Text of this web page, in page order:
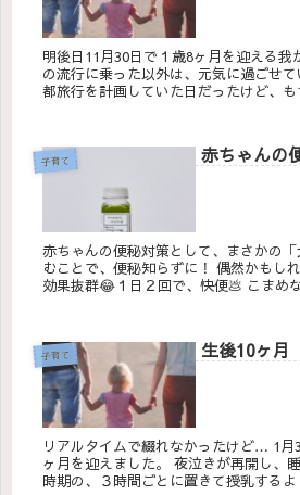
明後日11月30日で１歳8ヶ月を迎える我
の流行に乗った以外は、元気に過ごせ
都旅行を計画していた日だったけど、
子育て 赤ちゃんの
赤ちゃんの便秘対策として、まさかの
むことで、便秘知らずに！ 偶然かもし
効果抜群😂１日２回で、快便💩 こまめ
子育て 生後10ヶ月
リアルタイムで綴れなかったけど… 1月
ヶ月を迎えました。 夜泣きが再開し、
時期の、３時間ごとに置きて授乳する